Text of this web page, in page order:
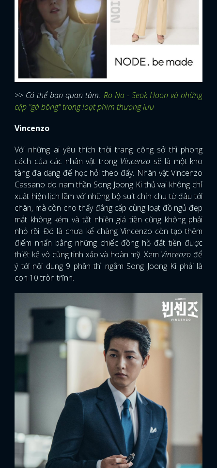
>> Có thể bạn quan tâm: Ro Na - Seok Hoon và những
cặp "gà bông" trong loạt phim thượng lưu
Vincenzo
Với những ai yêu thích thời trang công sở thì phong
cách của các nhân vật trong Vincenzo sẽ là một kho
tàng đa dạng để học hỏi theo đấy. Nhân vật Vincenzo
Cassano do nam thần Song Joong Ki thủ vai không chỉ
xuất hiện lịch lãm với những bộ suit chỉn chu từ đâu tới
chân, mà còn cho thấy đẳng cấp cùng loạt đồ ngủ đẹp
mắt không kém và tất nhiên giá tiền cũng không phải
nhỏ rồi. Đó là chưa kể chàng Vincenzo còn tạo thêm
điểm nhấn bằng những chiếc đồng hồ đắt tiền được
thiết kế vô cùng tinh xảo và hoàn mỹ. Xem Vincenzo để
ý tới nội dung 9 phần thì ngắm Song Joong Ki phải là
con 10 tròn trĩnh.